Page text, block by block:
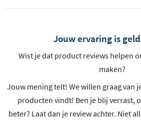
Jouw ervaring is
Wist je dat product reviews helpen
maken?
Jouw mening telt! We willen graag van
producten vindt! Ben je blij verrast,
beter? Laat dan je review achter. Niet